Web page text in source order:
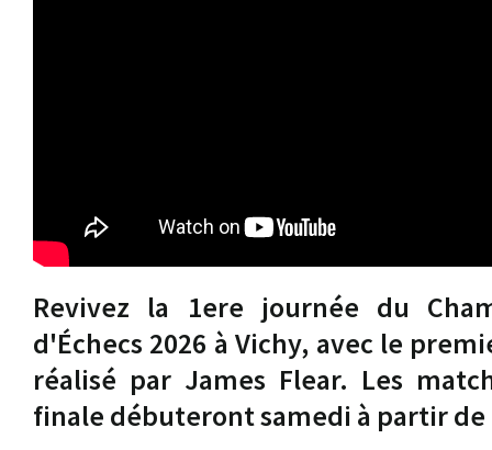
Revivez la 1ere journée du
d'Échecs 2026 à Vichy, avec le
réalisé par James Flear. Les
finale débuteront samedi à partir de